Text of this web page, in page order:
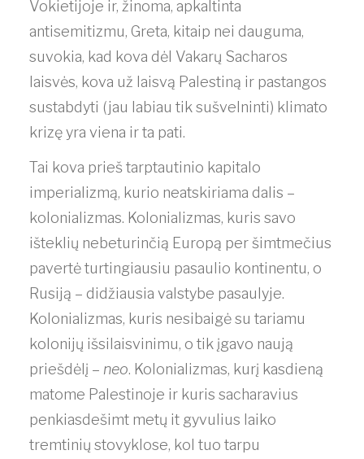
Vokietijoje ir, žinoma, apkaltinta
antisemitizmu, Greta, kitaip nei dauguma,
suvokia, kad kova dėl Vakarų Sacharos
laisvės, kova už laisvą Palestiną ir pastangos
sustabdyti (jau labiau tik sušvelninti) klimato
krizę yra viena ir ta pati.
Tai kova prieš tarptautinio kapitalo
imperializmą, kurio neatskiriama dalis –
kolonializmas. Kolonializmas, kuris savo
išteklių nebeturinčią Europą per šimtmečius
pavertė turtingiausiu pasaulio kontinentu, o
Rusiją – didžiausia valstybe pasaulyje.
Kolonializmas, kuris nesibaigė su tariamu
kolonijų išsilaisvinimu, o tik įgavo naują
priešdėlį – neo. Kolonializmas, kurį kasdieną
matome Palestinoje ir kuris sacharavius
penkiasdešimt metų it gyvulius laiko
tremtinių stovyklose, kol tuo tarpu